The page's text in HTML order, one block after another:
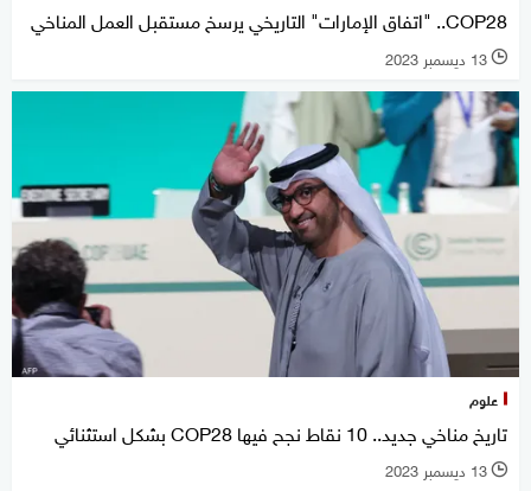
COP28.. "اتفاق الإمارات" التاريخي يرسخ مستقبل العمل المناخي
l 13 ديسمبر 2023
علوم
تاريخ مناخي جديد.. 10 نقاط نجح فيها COP28 بشكل استثنائي
l 13 ديسمبر 2023